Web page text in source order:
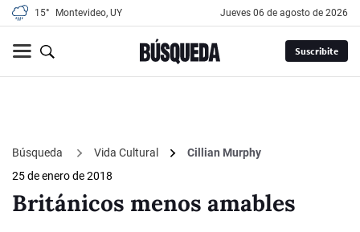
15° Montevideo, UY jueves 06 de agosto de 2026
Suscribite
Búsqueda Vida Cultural
Cillian Murphy
25 de enero de 2018
Británicos menos amables